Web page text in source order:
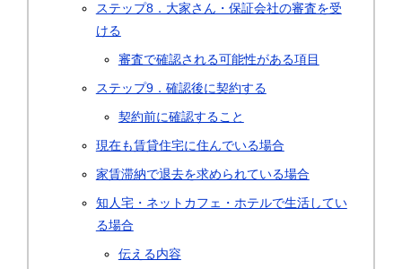
ステップ8．大家さん・保証会社の審査を受
ける
審査で確認される可能性がある項目
ステップ9．確認後に契約する
契約前に確認すること
現在も賃貸住宅に住んでいる場合
家賃滞納で退去を求められている場合
知人宅・ネットカフェ・ホテルで生活してい
る場合
伝える内容